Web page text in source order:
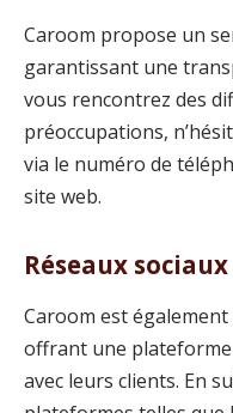
Caroom propose un
garantissant une
vous rencontrez des
préoccupations,
via le numéro de
site web.
Réseaux
Caroom est
offrant une
avec leurs clients. En